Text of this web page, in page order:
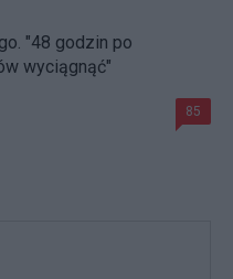
"48 godzin po
wyciągnąć"
85